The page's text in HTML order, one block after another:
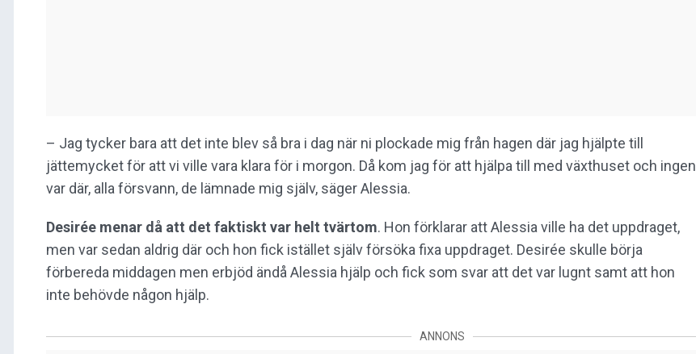
– Jag tycker bara att det inte blev så bra i dag när ni plockade mig från hagen där jag hjälpte till
jättemycket för att vi ville vara klara för i morgon. Då kom jag för att hjälpa till med växthuset och ingen
var där, alla försvann, de lämnade mig själv, säger Alessia.
Desirée menar då att det faktiskt var helt tvärtom. Hon förklarar att Alessia ville ha det uppdraget,
men var sedan aldrig där och hon fick istället själv försöka fixa uppdraget. Desirée skulle börja
förbereda middagen men erbjöd ändå Alessia hjälp och fick som svar att det var lugnt samt att hon
inte behövde någon hjälp.
ANNONS